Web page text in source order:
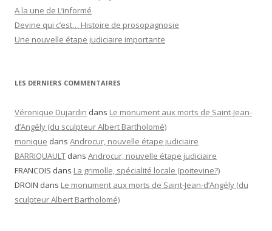
A la une de L’informé
Devine qui c’est… Histoire de prosopagnosie
Une nouvelle étape judiciaire importante
LES DERNIERS COMMENTAIRES
Véronique Dujardin dans Le monument aux morts de Saint-Jean-
d’Angély (du sculpteur Albert Bartholomé)
monique dans Androcur, nouvelle étape judiciaire
BARRIQUAULT dans Androcur, nouvelle étape judiciaire
FRANCOIS dans La grimolle, spécialité locale (poitevine?)
DROIN dans Le monument aux morts de Saint-Jean-d’Angély (du
sculpteur Albert Bartholomé)